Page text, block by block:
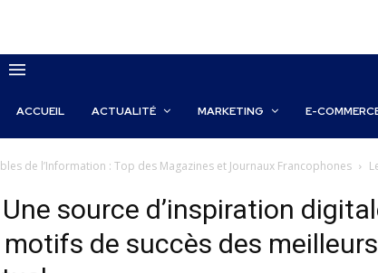
ACCUEIL ACTUALITÉ MARKETING E-
de l’Information : Top des Magazines et Journaux Francophones
source d’inspiration
de succès des